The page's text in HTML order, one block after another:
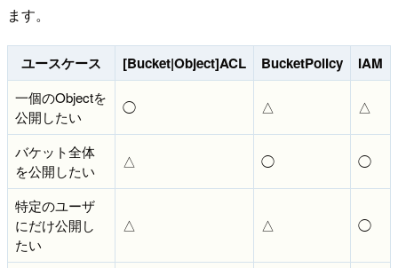
ます。
ユースケース [Bucket|Object]ACL BucketPolicy IAM
一個のObjectを
公開したい
◯ △ △
バケット全体
を公開したい
△ ◯ ◯
特定のユーザ
にだけ公開し
たい
△ △ ◯